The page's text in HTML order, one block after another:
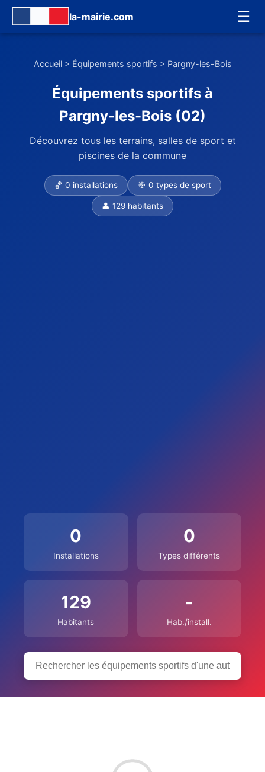
la-mairie.com ☰
Accueil> Équipements sportifs > Pargny-les-Bois
Équipements sportifs à
Pargny-les-Bois (02)
Découvrez tous les terrains, salles de sport et
piscines de la commune
🏀 0 installations 🎯 0 types de sport
👤 129 habitants
0
Installations
0
Types différents
129
Habitants
-
Hab./install.